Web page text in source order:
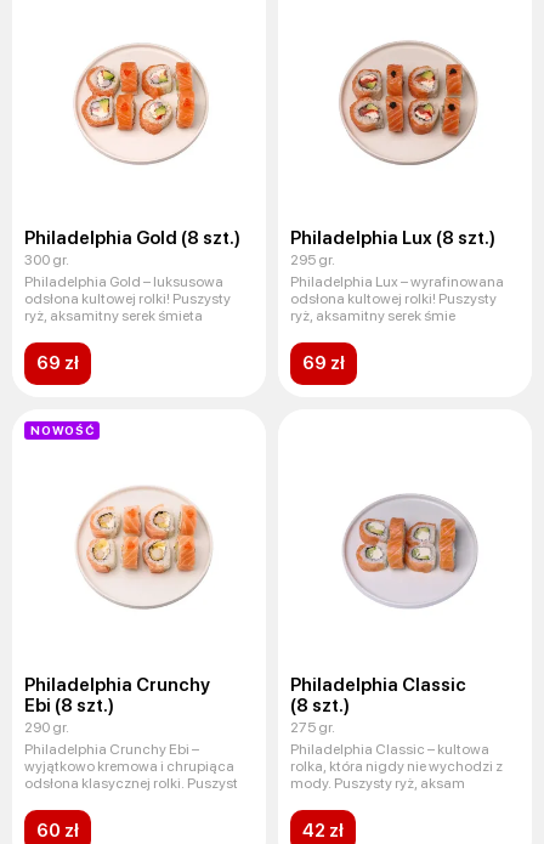
Philadelphia Gold (8 szt.)
300 gr.
Philadelphia Gold – luksusowa
odsłona kultowej rolki! Puszysty
ryż, aksamitny serek śmieta
69 zł
Philadelphia Lux (8 szt.)
295 gr.
Philadelphia Lux – wyrafinowana
odsłona kultowej rolki! Puszysty
ryż, aksamitny serek śmie
69 zł
NOWOŚĆ
Philadelphia Crunchy
Ebi (8 szt.)
290 gr.
Philadelphia Crunchy Ebi –
wyjątkowo kremowa i chrupiąca
odsłona klasycznej rolki. Puszyst
60 zł
Philadelphia Classic
(8 szt.)
275 gr.
Philadelphia Classic – kultowa
rolka, która nigdy nie wychodzi z
mody. Puszysty ryż, aksam
42 zł